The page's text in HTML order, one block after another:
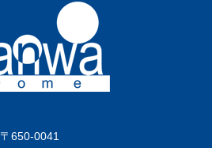
〒650-0041